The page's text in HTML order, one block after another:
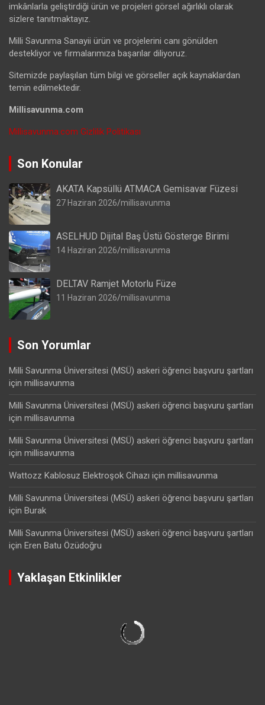
imkânlarla geliştirdiği ürün ve projeleri görsel ağırlıklı olarak
sizlere tanıtmaktayız.
Milli Savunma Sanayii ürün ve projelerini canı gönülden
destekliyor ve firmalarımıza başarılar diliyoruz.
Sitemizde paylaşılan tüm bilgi ve görseller açık kaynaklardan
temin edilmektedir.
Millisavunma.com
Millisavunma.com Gizlilik Politikası
Son Konular
AKATA Kapsüllü ATMACA Gemisavar Füzesi
27 Haziran 2026 millisavunma
ASELHUD Dijital Baş Üstü Gösterge Birimi
14 Haziran 2026 millisavunma
DELTAV Ramjet Motorlu Füze
11 Haziran 2026 millisavunma
Son Yorumlar
Milli Savunma Üniversitesi (MSÜ) askeri öğrenci başvuru şartları
için millisavunma
Milli Savunma Üniversitesi (MSÜ) askeri öğrenci başvuru şartları
için millisavunma
Milli Savunma Üniversitesi (MSÜ) askeri öğrenci başvuru şartları
için millisavunma
Wattozz Kablosuz Elektroşok Cihazı için millisavunma
Milli Savunma Üniversitesi (MSÜ) askeri öğrenci başvuru şartları
için Burak
Milli Savunma Üniversitesi (MSÜ) askeri öğrenci başvuru şartları
için Eren Batu Özüdoğru
Yaklaşan Etkinlikler